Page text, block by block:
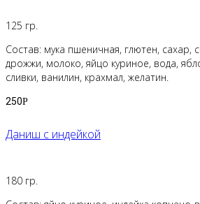
125 гр.
Состав: мука пшеничная, глютен, сахар,
дрожжи, молоко, яйцо куриное, вода,
сливки, ванилин, крахмал, желатин.
250Р
Даниш с индейкой
180 гр.